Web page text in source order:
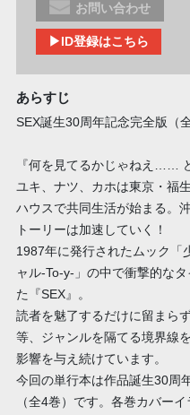
お問い合わせ
▶ID登録はこちら
あらすじ
SEX誕生30周年記念完全版（全
『何を見てるかじゃねえ……
ユキ、ナツ、カホは東京・福
ハウスで共同生活が始まる。
トーリーは加速していく！
1987年に発行されたムック「
ャル-To-y-」の中で衝撃的な
た『SEX』。
読者を魅了するだけに留まら
等、ジャンルを隔てる境界線
影響を与え続けています。
今回の単行本は作品誕生30周
（全4巻）です。各巻カバー